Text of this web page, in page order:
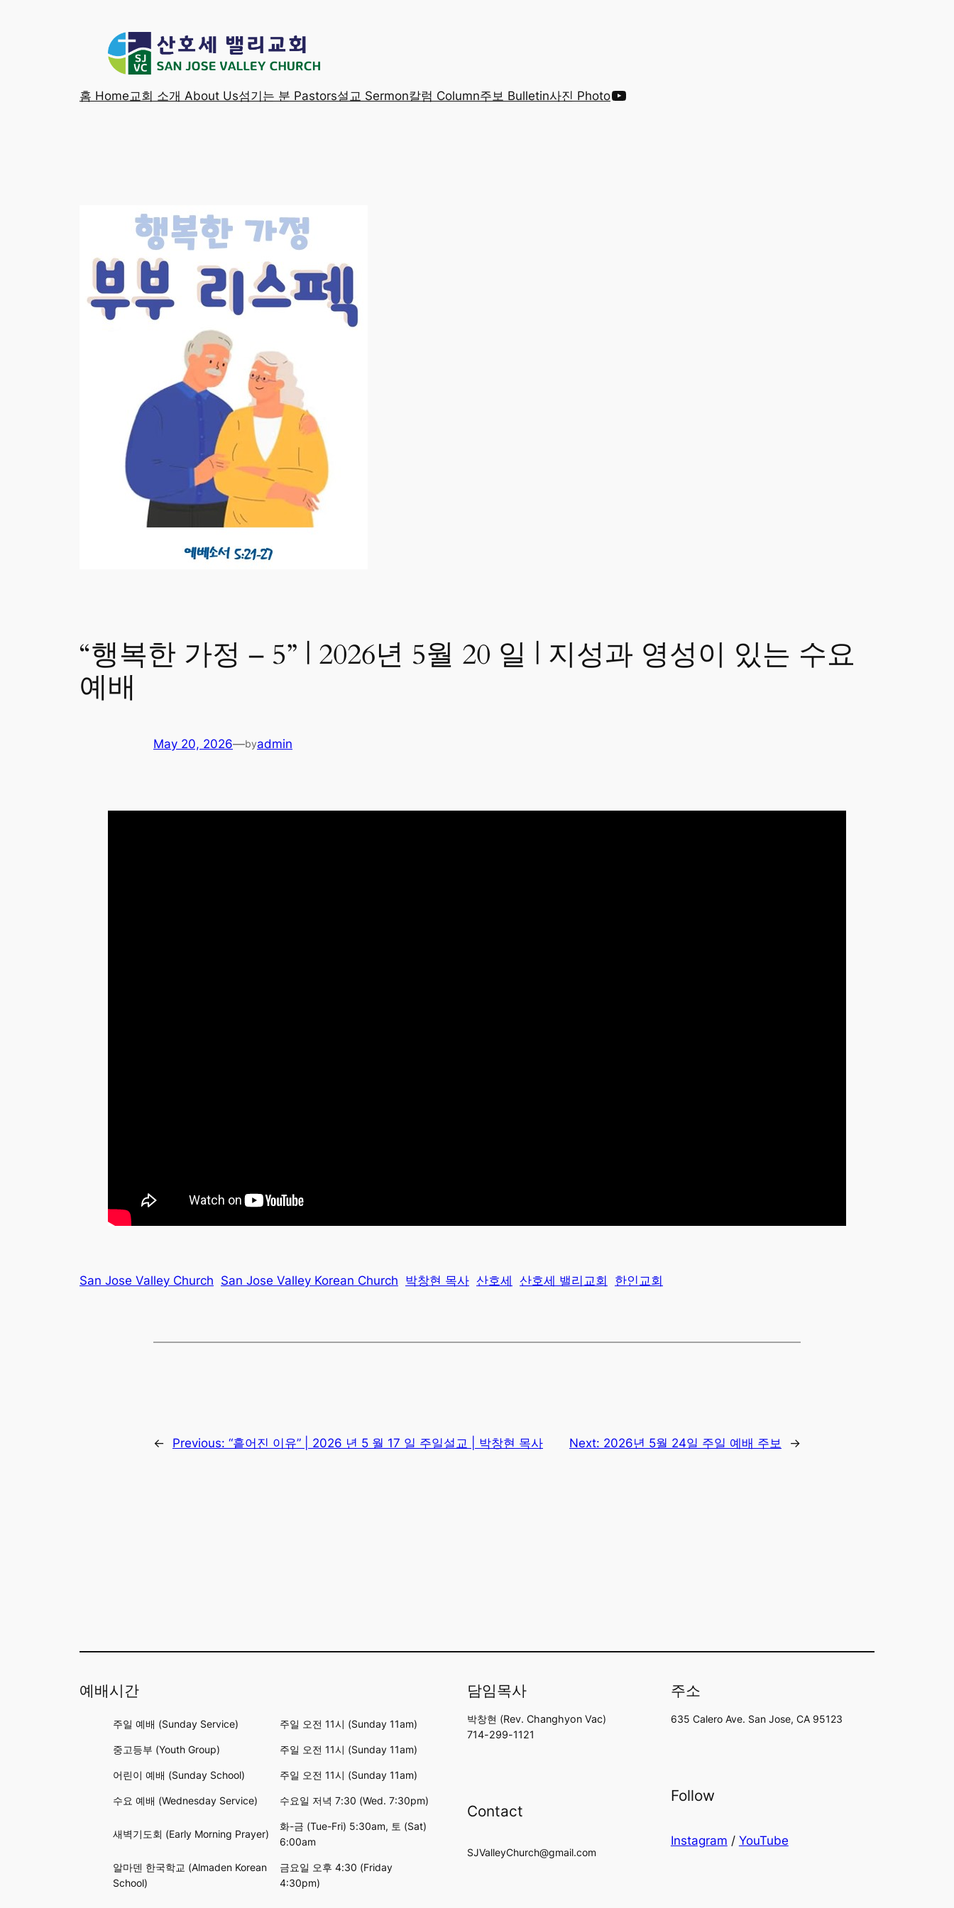
홈 Home교회 소개 About Us섬기는 분 Pastors설교 Sermon칼럼 Column주보 Bulletin사진 PhotoYouTube
“행복한 가정 – 5” | 2026년 5월 20 일 | 지성과 영성이 있는 수요
예배
May 20, 2026—byadmin
San Jose Valley Church San Jose Valley Korean Church 박창현 목사 산호세 산호세 밸리교회 한인교회
← Previous: “흩어진 이유” | 2026 년 5 월 17 일 주일설교 | 박창현 목사 Next: 2026년 5월 24일 주일 예배 주보 →
예배시간
주일 예배 (Sunday Service) 주일 오전 11시 (Sunday 11am)
중고등부 (Youth Group) 주일 오전 11시 (Sunday 11am)
어린이 예배 (Sunday School) 주일 오전 11시 (Sunday 11am)
수요 예배 (Wednesday Service) 수요일 저녁 7:30 (Wed. 7:30pm)
새벽기도회 (Early Morning Prayer)
화-금 (Tue-Fri) 5:30am, 토 (Sat)
6:00am
알마덴 한국학교 (Almaden Korean
School)
금요일 오후 4:30 (Friday
4:30pm)
담임목사
박창현 (Rev. Changhyon Vac)
714-299-1121
Contact
SJValleyChurch@gmail.com
주소
635 Calero Ave. San Jose, CA 95123
Follow
Instagram / YouTube